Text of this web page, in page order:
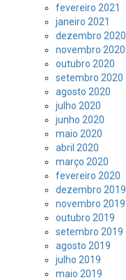
fevereiro 2021
janeiro 2021
dezembro 2020
novembro 2020
outubro 2020
setembro 2020
agosto 2020
julho 2020
junho 2020
maio 2020
abril 2020
março 2020
fevereiro 2020
dezembro 2019
novembro 2019
outubro 2019
setembro 2019
agosto 2019
julho 2019
maio 2019